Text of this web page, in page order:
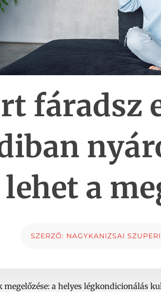
fáradsz
lehet a
SZERZŐ: NAGYKANIZSAI
megelőzése: a helyes légkondicionálás